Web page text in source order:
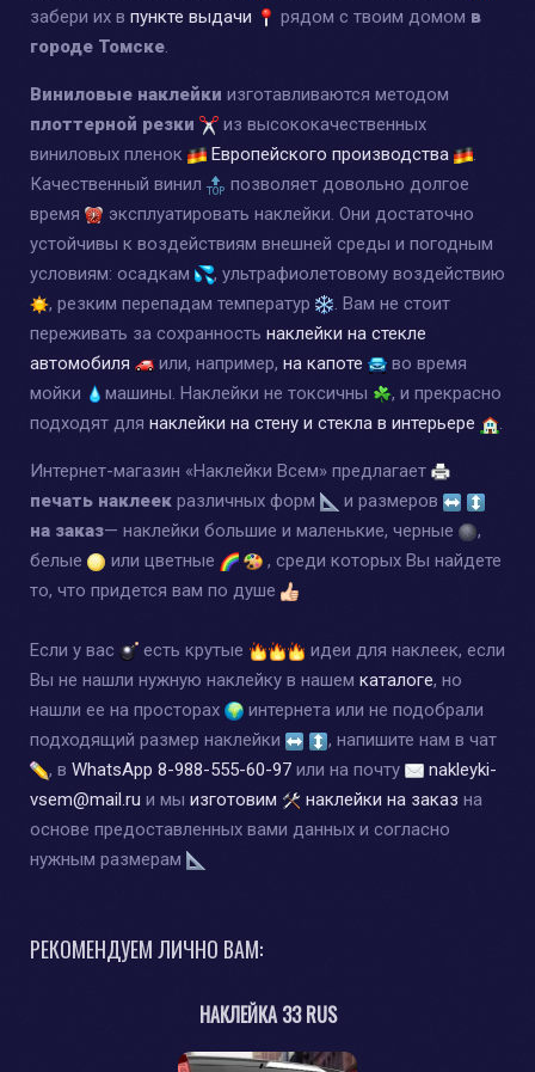
забери их в пункте выдачи рядом с твоим домом в
городе Томске.
Виниловые наклейки изготавливаются методом
плоттерной резки
из высококачественных
виниловых пленок
Европейского производства
.
Качественный винил
позволяет довольно долгое
время
эксплуатировать наклейки. Они достаточно
устойчивы к воздействиям внешней среды и погодным
условиям: осадкам
, ультрафиолетовому воздействию
, резким перепадам температур
. Вам не стоит
переживать за сохранность наклейки на стекле
автомобиля
или, например, на капоте
во время
мойки
машины. Наклейки не токсичны
, и прекрасно
подходят для наклейки на стену и стекла в интерьере .
Интернет-магазин «Наклейки Всем» предлагает
печать наклеек различных форм
и размеров
на заказ— наклейки большие и маленькие, черные
,
белые
или цветные
, среди которых Вы найдете
то, что придется вам по душе
Если у вас есть крутые
идеи для наклеек, если
Вы не нашли нужную наклейку в нашем каталоге, но
нашли ее на просторах
интернета или не подобрали
подходящий размер наклейки
, напишите нам в чат
, в WhatsApp 8-988-555-60-97 или на почту
nakleyki-
vsem@mail.ru и мы изготовим наклейки на заказ на
основе предоставленных вами данных и согласно
нужным размерам
РЕКОМЕНДУЕМ ЛИЧНО ВАМ:
НАКЛЕЙКА 33 RUS